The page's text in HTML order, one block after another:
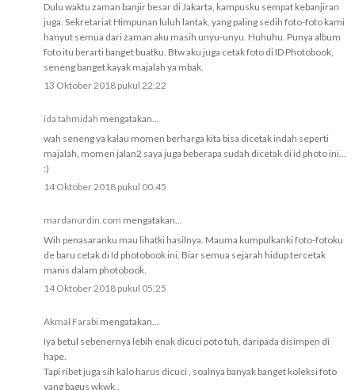
Dulu waktu zaman banjir besar di Jakarta, kampusku sempat kebanjiran
juga. Sekretariat Himpunan luluh lantak, yang paling sedih foto-foto kami
hanyut semua dari zaman aku masih unyu-unyu. Huhuhu. Punya album
foto itu berarti banget buatku. Btw aku juga cetak foto di ID Photobook,
seneng banget kayak majalah ya mbak.
13 Oktober 2018 pukul 22.22
ida tahmidah mengatakan...
wah seneng ya kalau momen berharga kita bisa dicetak indah seperti
majalah, momen jalan2 saya juga beberapa sudah dicetak di id photo ini...
:)
14 Oktober 2018 pukul 00.45
mardanurdin.com mengatakan...
Wih penasaranku mau lihatki hasilnya. Mauma kumpulkanki foto-fotoku
de baru cetak di Id photobook ini. Biar semua sejarah hidup tercetak
manis dalam photobook.
14 Oktober 2018 pukul 05.25
Akmal Farabi mengatakan...
Iya betul sebenernya lebih enak dicuci poto tuh, daripada disimpen di
hape.
Tapi ribet juga sih kalo harus dicuci , soalnya banyak banget koleksi foto
yang bagus wkwk..